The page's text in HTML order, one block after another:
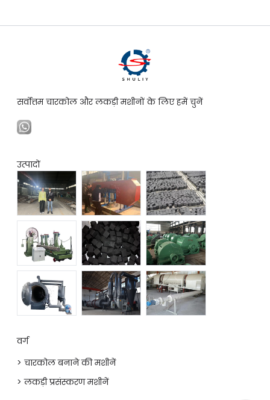
सर्वोत्तम चारकोल और लकड़ी मशीनों के लिए हमें चुनें
उत्पादों
वर्ग
> चारकोल बनाने की मशीनें
> लकड़ी प्रसंस्करण मशीनें